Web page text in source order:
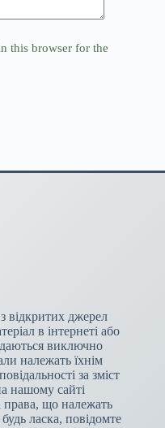
this browser for the
відкритих джерел
в інтернеті або
виключно
належать їхнім
за зміст
нашому сайті
права, що належать
ласка, повідомте